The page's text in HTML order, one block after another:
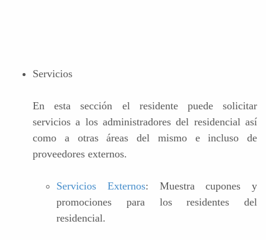
Servicios
En esta sección el residente puede solicitar
servicios a los administradores del residencial así
como a otras áreas del mismo e incluso de
proveedores externos.
Servicios Externos: Muestra cupones y
promociones para los residentes del
residencial.